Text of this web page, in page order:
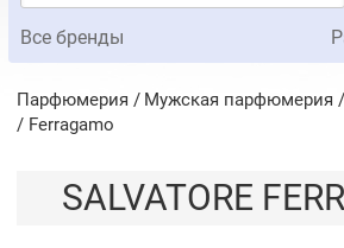
Все бренды
Парфюмерия Мужская парфюмерия /
/ Ferragamo
SALVATORE